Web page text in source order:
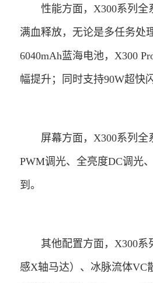
性能方面，X300系列全系
满血释放，无论是多任务处
6040mAh蓝海电池，X300
幅提升；同时支持90W超快
屏幕方面，X300系列全系
PWM调光、全亮度DC调光
到。
其他配置方面，X300系
感X轴马达）、冰脉流体VC